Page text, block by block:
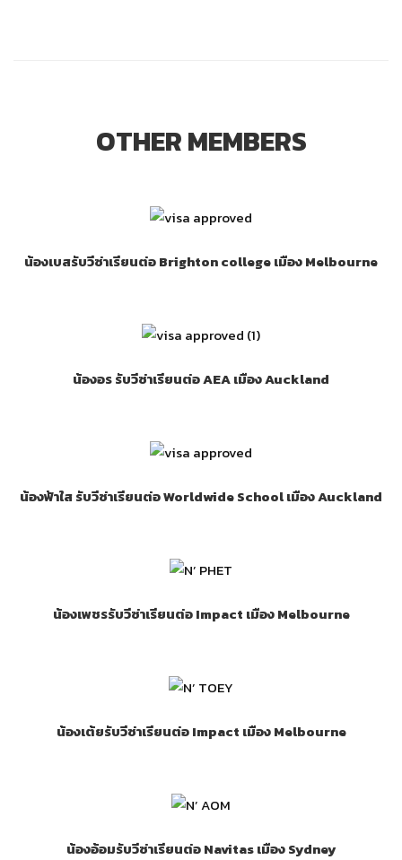
OTHER MEMBERS
น้องเบสรับวีซ่าเรียนต่อ Brighton college เมือง Melbourne
น้องอร รับวีซ่าเรียนต่อ AEA เมือง Auckland
น้องฟ้าใส รับวีซ่าเรียนต่อ Worldwide School เมือง Auckland
น้องเพชรรับวีซ่าเรียนต่อ Impact เมือง Melbourne
น้องเต้ยรับวีซ่าเรียนต่อ Impact เมือง Melbourne
น้องอ้อมรับวีซ่าเรียนต่อ Navitas เมือง Sydney